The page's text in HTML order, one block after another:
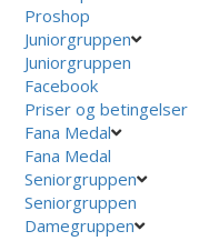
Proshop
Juniorgruppen
Juniorgruppen
Facebook
Priser og betingelser
Fana Medal
Fana Medal
Seniorgruppen
Seniorgruppen
Damegruppen